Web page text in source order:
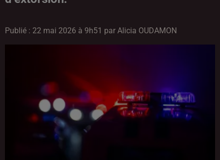
Publié : 22 mai 2026 à 9h51 par Alicia OUDAMON